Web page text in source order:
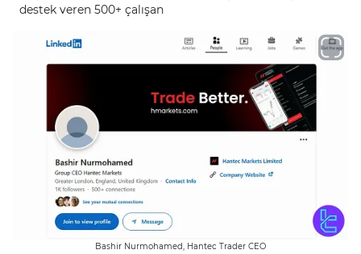
destek veren 500+ çalışan
Bashir Nurmohamed, Hantec Trader CEO